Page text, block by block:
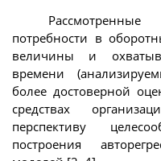
потребности в
величины и
времени
более достоверной
средствах
перспективу
построения